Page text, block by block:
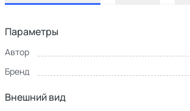
Параметры
Автор
Бренд
Внешний вид